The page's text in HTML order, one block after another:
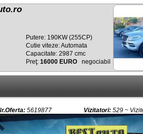
Putere: 190KW (255CP)
Cutie viteze: Automata
Capacitate: 2987 cmc
Preţ: 16000 EURO negociabil
5619877 Vizitatori: 529 ~